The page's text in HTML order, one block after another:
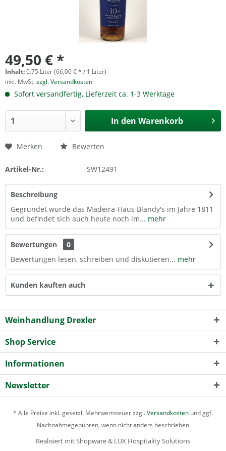
49,50 € *
Inhalt:0.75 Liter (66,00 € * / 1 Liter)
inkl. MwSt.zzgl. Versandkosten
Sofort versandfertig, Lieferzeit ca. 1-3 Werktage
In den Warenkorb
Merken Bewerten
Artikel-Nr.: SW12491
Beschreibung
Gegründet wurde das Madeira-Haus Blandy's im Jahre 1811
und befindet sich auch heute noch im... mehr
Bewertungen
0
Bewertungen lesen, schreiben und diskutieren... mehr
Kunden kauften auch
Weinhandlung Drexler
Shop Service
Informationen
Newsletter
* Alle Preise inkl. gesetzl. Mehrwertsteuer zzgl.Versandkosten und ggf.
Nachnahmegebühren, wenn nicht anders beschrieben
Realisiert mit Shopware & LUX Hospitality Solutions